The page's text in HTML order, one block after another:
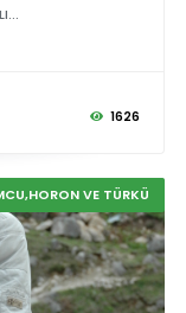
1626
VE TÜRKÜ